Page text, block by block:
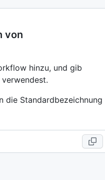
von
hinzu, und gib
die Standardbezeichnung